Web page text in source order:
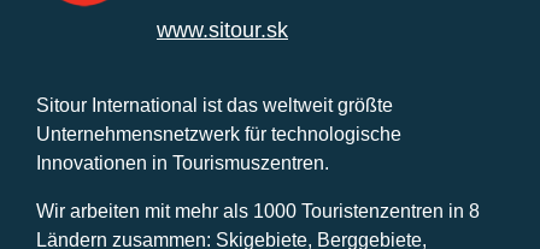
www.sitour.sk
Sitour International ist das weltweit größte
Unternehmensnetzwerk für technologische
Innovationen in Tourismuszentren.
Wir arbeiten mit mehr als 1000 Touristenzentren in 8
Ländern zusammen: Skigebiete, Berggebiete,